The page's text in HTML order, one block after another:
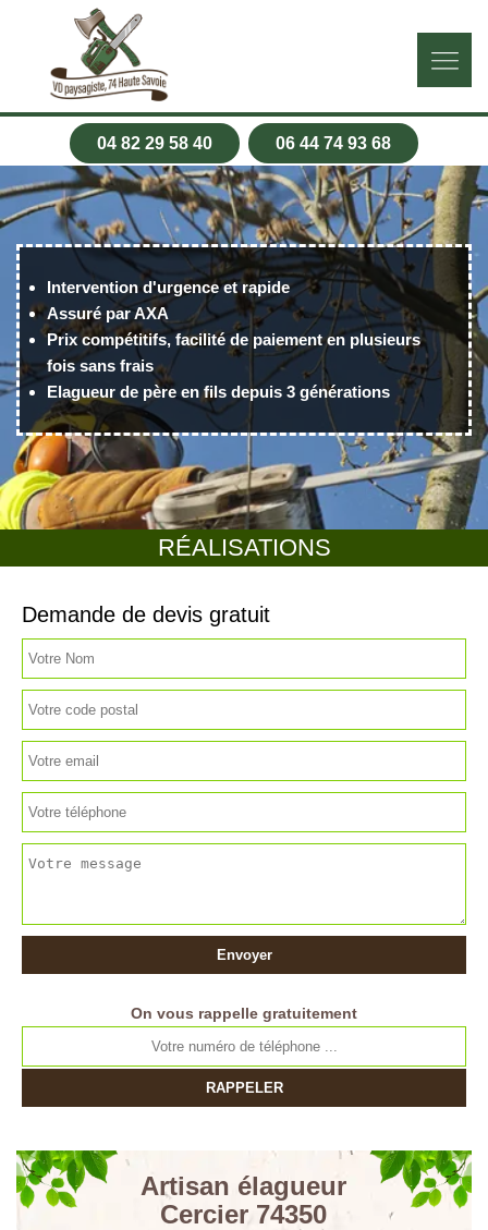
04 82 29 58 40 06 44 74 93 68
RÉALISATIONS
Intervention d'urgence et rapide
Assuré par AXA
Prix compétitifs, facilité de paiement en plusieurs
fois sans frais
Elagueur de père en fils depuis 3 générations
Demande de devis gratuit
On vous rappelle gratuitement
Artisan élagueur
Cercier 74350